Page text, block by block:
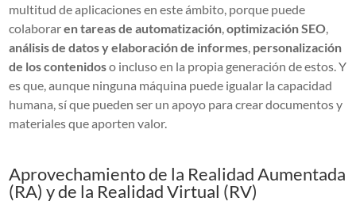
multitud de aplicaciones en este ámbito, porque puede
colaboraren tareas de automatización,optimización SEO,
análisis de datos y elaboración de informes, personalización
de los contenidoso incluso en la propia generación de estos. Y
es que, aunque ninguna máquina puede igualar la capacidad
humana, sí que pueden ser un apoyo para crear documentos y
materiales que aporten valor.
Aprovechamiento de la Realidad Aumentada
(RA) y de la Realidad Virtual (RV)